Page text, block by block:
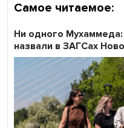
Самое читаемое:
Ни одного
назвали в ЗАГСах